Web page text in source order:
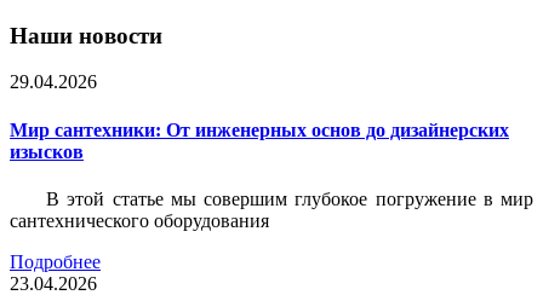
Наши новости
29.04.2026
Мир сантехники: От инженерных основ до дизайнерских
изысков
В этой статье мы совершим глубокое погружение в мир
сантехнического оборудования
Подробнее
23.04.2026